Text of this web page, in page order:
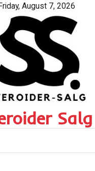
August 7, 2026
Salg